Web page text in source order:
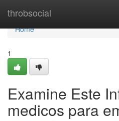
throbsocial
Home
Home
1
Examine Este
medicos para